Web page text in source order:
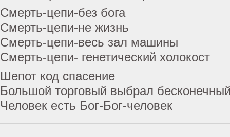
Смерть-цепи-без бога
Смерть-цепи-не жизнь
Смерть-цепи-весь зал машины
Смерть-цепи- генетический холокост
Шепот код спасение
Большой торговый выбрал
Человек есть Бог-Бог-человек